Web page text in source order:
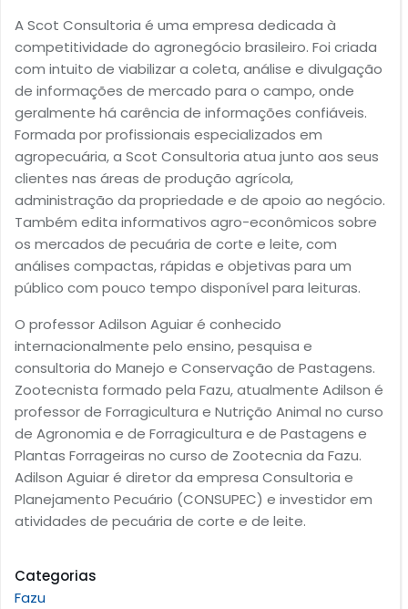
A Scot Consultoria é uma empresa dedicada à
competitividade do agronegócio brasileiro. Foi criada
com intuito de viabilizar a coleta, análise e divulgação
de informações de mercado para o campo, onde
geralmente há carência de informações confiáveis.
Formada por profissionais especializados em
agropecuária, a Scot Consultoria atua junto aos seus
clientes nas áreas de produção agrícola,
administração da propriedade e de apoio ao negócio.
Também edita informativos agro-econômicos sobre
os mercados de pecuária de corte e leite, com
análises compactas, rápidas e objetivas para um
público com pouco tempo disponível para leituras.
O professor Adilson Aguiar é conhecido
internacionalmente pelo ensino, pesquisa e
consultoria do Manejo e Conservação de Pastagens.
Zootecnista formado pela Fazu, atualmente Adilson é
professor de Forragicultura e Nutrição Animal no curso
de Agronomia e de Forragicultura e de Pastagens e
Plantas Forrageiras no curso de Zootecnia da Fazu.
Adilson Aguiar é diretor da empresa Consultoria e
Planejamento Pecuário (CONSUPEC) e investidor em
atividades de pecuária de corte e de leite.
Categorias
Fazu